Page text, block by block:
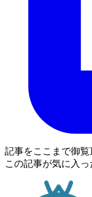
記事をここまで御覧
この記事が気に入